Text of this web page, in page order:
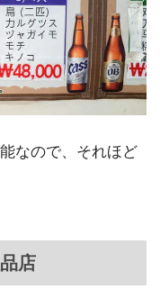
なので、それほど
店